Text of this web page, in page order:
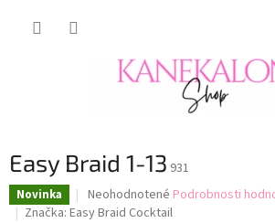
Easy Braid 1-13 931
Novinka
Priemerné
hodnotenie
Neohodnotené Podrobnosti
Značka: Easy Braid Cocktail